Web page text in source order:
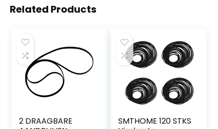
Related Products
2 DRAAGBARE
SMTHOME 120 STKS